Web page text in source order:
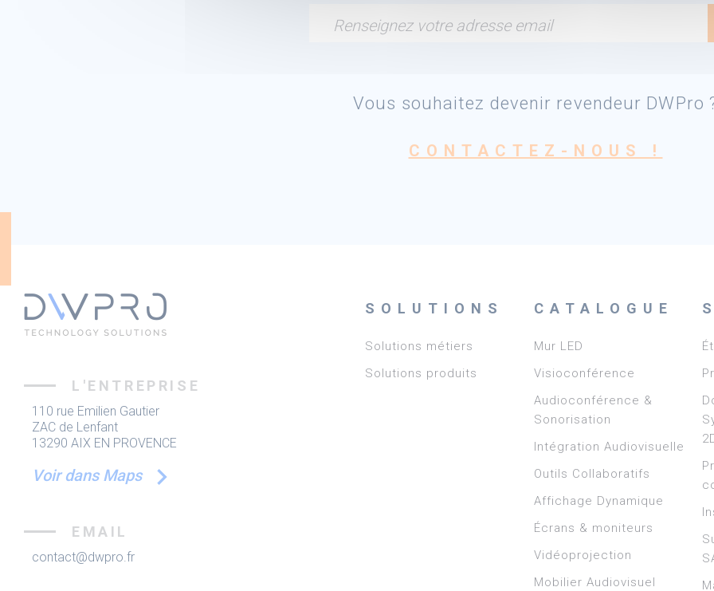
Renseignez votre adresse email
Vous souhaitez devenir revendeur DWPro
CONTACTEZ-NOUS !
L'ENTREPRISE
110 rue Emilien Gautier
ZAC de Lenfant
13290 AIX EN PROVENCE
Voir dans Maps
EMAIL
contact@dwpro.fr
SOLUTIONS
Solutions métiers
Solutions produits
CATALOGUE
Mur LED
Visioconférence
Audioconférence &
Sonorisation
Intégration Audiovisuelle
Outils Collaboratifs
Affichage Dynamique
Écrans & moniteurs
Vidéoprojection
Mobilier Audiovisuel